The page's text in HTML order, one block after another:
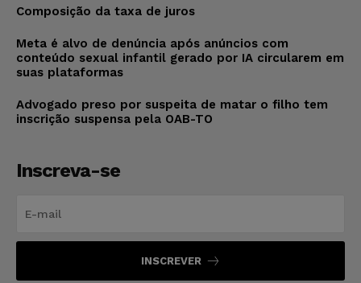
Composição da taxa de juros
Meta é alvo de denúncia após anúncios com
conteúdo sexual infantil gerado por IA circularem em
suas plataformas
Advogado preso por suspeita de matar o filho tem
inscrição suspensa pela OAB-TO
Inscreva-se
INSCREVER